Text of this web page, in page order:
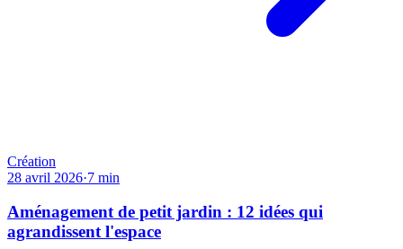
Création
28 avril 2026·7 min
Aménagement de petit jardin : 12 idées qui
agrandissent l'espace